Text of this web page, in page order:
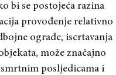
bi se postojeća razina
provođenje relativno
ograde, iscrtavanja
, može značajno
smrtnim posljedicama i